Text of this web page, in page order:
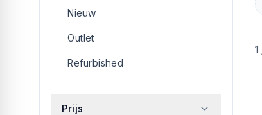
Nieuw
Outlet
Refurbished
Prijs
1